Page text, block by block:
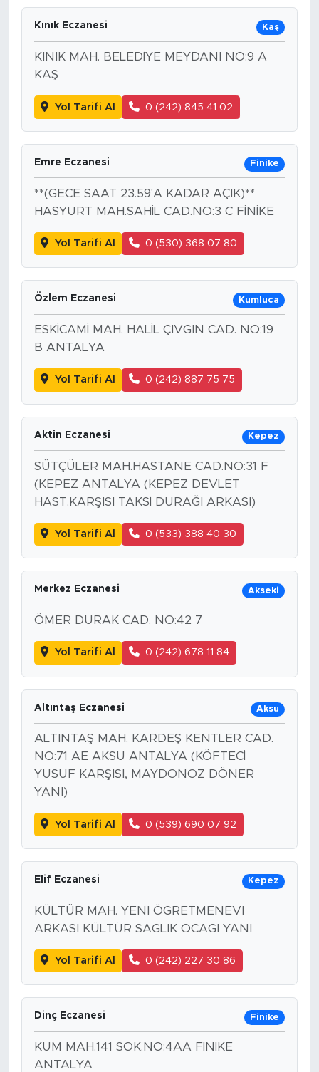
Kınık Eczanesi Kaş
KINIK MAH. BELEDİYE MEYDANI NO:9 A
KAŞ
Yol Tarifi Al 0 (242) 845 41 02
Emre Eczanesi Finike
**(GECE SAAT 23.59'A KADAR AÇIK)**
HASYURT MAH.SAHİL CAD.NO:3 C FİNİKE
Yol Tarifi Al 0 (530) 368 07 80
Özlem Eczanesi Kumluca
ESKİCAMİ MAH. HALİL ÇIVGIN CAD. NO:19
B ANTALYA
Yol Tarifi Al 0 (242) 887 75 75
Aktin Eczanesi Kepez
SÜTÇÜLER MAH.HASTANE CAD.NO:31 F
(KEPEZ ANTALYA (KEPEZ DEVLET
HAST.KARŞISI TAKSİ DURAĞI ARKASI)
Yol Tarifi Al 0 (533) 388 40 30
Merkez Eczanesi Akseki
ÖMER DURAK CAD. NO:42 7
Yol Tarifi Al 0 (242) 678 11 84
Altıntaş Eczanesi Aksu
ALTINTAŞ MAH. KARDEŞ KENTLER CAD.
NO:71 AE AKSU ANTALYA (KÖFTECİ
YUSUF KARŞISI, MAYDONOZ DÖNER
YANI)
Yol Tarifi Al 0 (539) 690 07 92
Elif Eczanesi Kepez
KÜLTÜR MAH. YENI ÖGRETMENEVI
ARKASI KÜLTÜR SAGLIK OCAGI YANI
Yol Tarifi Al 0 (242) 227 30 86
Dinç Eczanesi Finike
KUM MAH.141 SOK.NO:4AA FİNİKE
ANTALYA